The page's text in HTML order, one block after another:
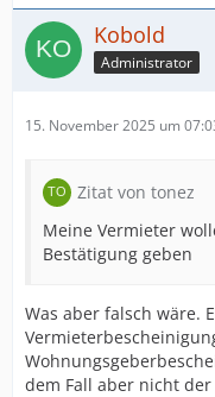
Kobold
Administrator
15. November 2025 um
Zitat von tonez
Meine Vermieter
Bestätigung geben
Was aber falsch wäre.
dem Fall aber nicht